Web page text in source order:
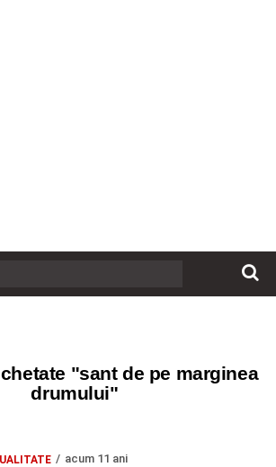
"sant de pe marginea
drumului"
acum 11 ani